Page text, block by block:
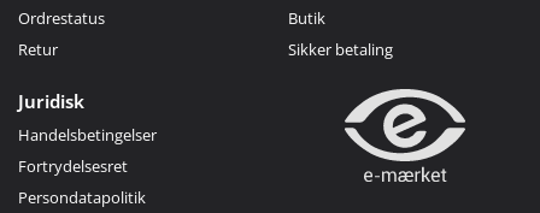
Ordrestatus
Retur
Butik
Sikker betaling
Juridisk
Handelsbetingelser
Fortrydelsesret
Persondatapolitik